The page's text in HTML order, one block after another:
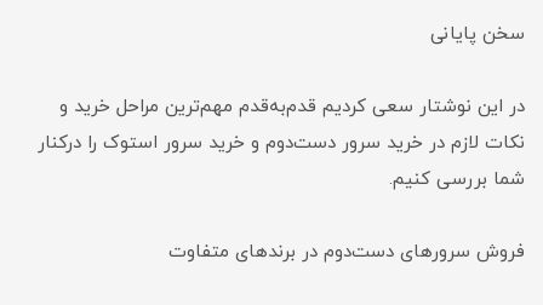
سخن پایانی
در این نوشتار سعی کردیم قدم‌‌به‌قدم مهم‌ترین مراحل خرید و
نکات لازم در خرید سرور دست‌دوم و خرید سرور استوک را درکنار
شما بررسی کنیم.
فروش سرورهای دست‌دوم در برندهای متفاوت